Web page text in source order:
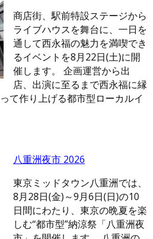
商店街、駅前特設ステージから
ライブハウスを舞台に、一日を
通して西永福の魅力を満喫でき
るイベントを8月22日(土)に開
催します。 企画運営から出
店、出演に至るまで西永福に縁
て作り上げる都市型ローカルイ
八重洲夜市 2026
東京ミッドタウン八重洲では、
8月28日(金)～9月6日(日)の10
日間にわたり、東京の晩夏を楽
しむ“都市型”納涼祭「八重洲夜